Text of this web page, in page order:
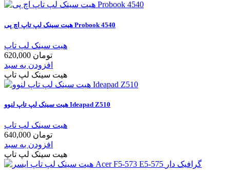
هیت سینک لپ تاپ اچ پی Probook 4540
هیت سینک لپ تاپ
620,000 تومان
افزودن به سبد
هیت سینک لپ تاپ
هیت سینک لپ تاپ لنوو Ideapad Z510
هیت سینک لپ تاپ
640,000 تومان
افزودن به سبد
هیت سینک لپ تاپ